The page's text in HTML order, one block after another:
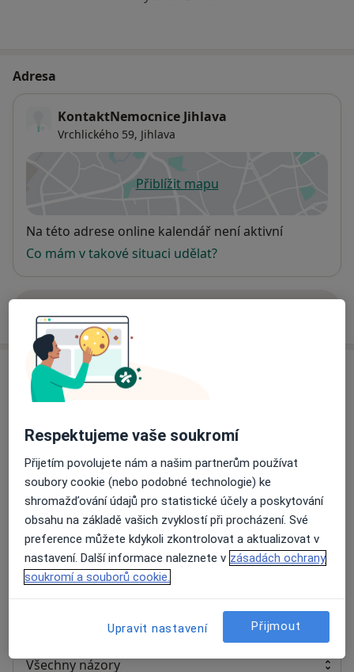
Adresa
KontaktNemocnice Jihlava
Vrchlického 59, Jihlava
Přiblížit mapuse otevře v nové záložce
Dostupnost
Na této adrese online kalendář není aktivní
Co mám v takové situaci udělat?
Názory
22 názorů
Recenze pacientů jsou pro nás důležité.
Specialisté nemají možnost zaplatit za
odstranění nebo změnu recenze pacienta.
Respektujeme vaše soukromí
Přijetím povolujete nám a našim partnerům používat
soubory cookie (nebo podobné technologie) ke
shromažďování údajů pro statistické účely a poskytování
obsahu na základě vašich zvyklostí při procházení. Své
preference můžete kdykoli zkontrolovat a aktualizovat v
nastavení. Další informace naleznete v zásadách ochrany
soukromí a souborů cookie.
Upravit nastavení Přijmout